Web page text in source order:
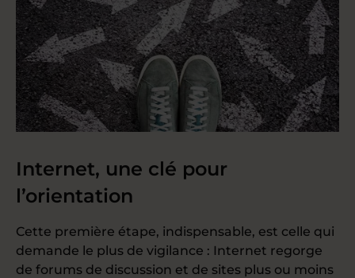
Internet, une clé pour
l’orientation
Cette première étape, indispensable, est celle qui
demande le plus de vigilance : Internet regorge
de forums de discussion et de sites plus ou moins